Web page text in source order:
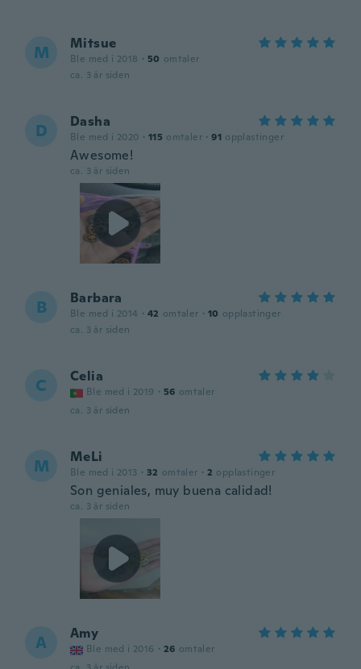
M Mitsue
Ble med i 2018 · 50 omtaler
ca. 3 år siden
D Dasha
Ble med i 2020 · 115 omtaler · 91 opplastinger
Awesome!
ca. 3 år siden
B Barbara
Ble med i 2014 · 42 omtaler · 10 opplastinger
ca. 3 år siden
C Celia
Ble med i 2019 · 56 omtaler
ca. 3 år siden
M MeLi
Ble med i 2013 · 32 omtaler · 2 opplastinger
Son geniales, muy buena calidad!
ca. 3 år siden
A Amy
Ble med i 2016 · 26 omtaler